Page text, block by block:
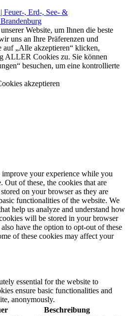
Feuer-, Erd-, See- &
Website, um Ihnen die beste
uns an Ihre Präferenzen und
auf „Alle akzeptieren“ klicken,
ALLER Cookies zu. Sie können
besuchen, um eine kontrollierte
akzeptieren
your experience while you
Out of these, the cookies that are
on your browser as they are
functionalities of the website. We
help us analyze and understand how
will be stored in your browser
have the option to opt-out of these
of these cookies may affect your
essential for the website to
ensure basic functionalities and
anonymously.
Beschreibung